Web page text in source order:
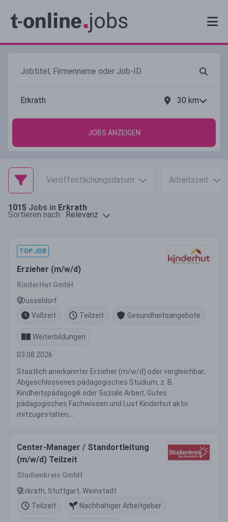
30 km
JOBS ANZEIGEN
Veröffentlichungsdatum Arbeitszeit
1015 Jobs in Erkrath
Sortieren nach: Relevanz
TOP JOB
Erzieher (m/w/d)
KinderHut GmbH
Düsseldorf
Vollzeit
Teilzeit Gesundheitsangebote
Weiterbildungen
03.08.2026
Staatlich anerkannter Erzieher (m/w/d) oder vergleichbar;
Abgeschlossenes pädagogisches Studium, z. B.
Kindheitspädagogik oder Soziale Arbeit; Gutes
pädagogisches Fachwissen und Lust Kinderhut aktiv
mitzugestalten;...
Center-Manager / Standortleitung
(m/w/d) Teilzeit
Studienkreis GmbH
Erkrath, Stuttgart, Weinstadt
Teilzeit
Nachhaltiger Arbeitgeber